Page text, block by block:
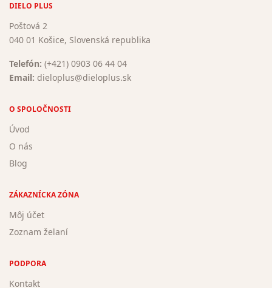
DIELO PLUS
Poštová 2
040 01 Košice, Slovenská republika
Telefón: (+421) 0903 06 44 04
Email: dieloplus@dieloplus.sk
O SPOLOČNOSTI
Úvod
O nás
Blog
ZÁKAZNÍCKA ZÓNA
Môj účet
Zoznam želaní
PODPORA
Kontakt